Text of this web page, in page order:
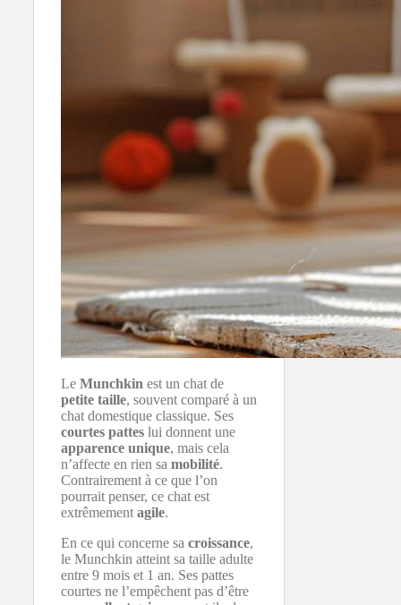
Le Munchkin est un chat de
petite taille, souvent comparé à un
chat domestique classique. Ses
courtes pattes lui donnent une
apparence unique, mais cela
n’affecte en rien sa mobilité.
Contrairement à ce que l’on
pourrait penser, ce chat est
extrêmementagile.
En ce qui concerne sa croissance,
le Munchkin atteint sa taille adulte
entre 9 mois et 1 an. Ses pattes
courtes ne l’empêchent pas d’être